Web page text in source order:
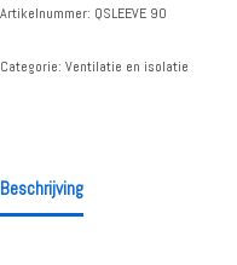
Artikelnummer: QSLEEVE 90
Categorie: Ventilatie en isolatie
Beschrijving